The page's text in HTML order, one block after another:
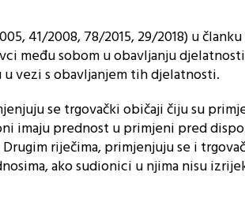
41/2008, 78/2015, 29/2018) u
među sobom u obavljanju
vezi s obavljanjem tih djelatnosti.
se trgovački običaji čiju su
imaju prednost u primjeni pred
riječima, primjenjuju se i
ako sudionici u njima nisu